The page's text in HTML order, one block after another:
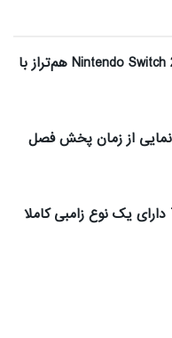
شایعه: قدرت گرافیکی Nintendo Switch 2 هم‌تراز با
از زمان پخش فصل
سریال The Last Of Us دارای یک نوع زامبی کاملا